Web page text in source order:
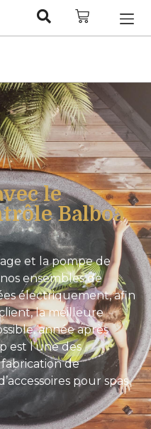
le
Balboa
et la pompe de
ensembles de
électriquement, afin
la meilleure
année après
est l’une des
de
pour spas